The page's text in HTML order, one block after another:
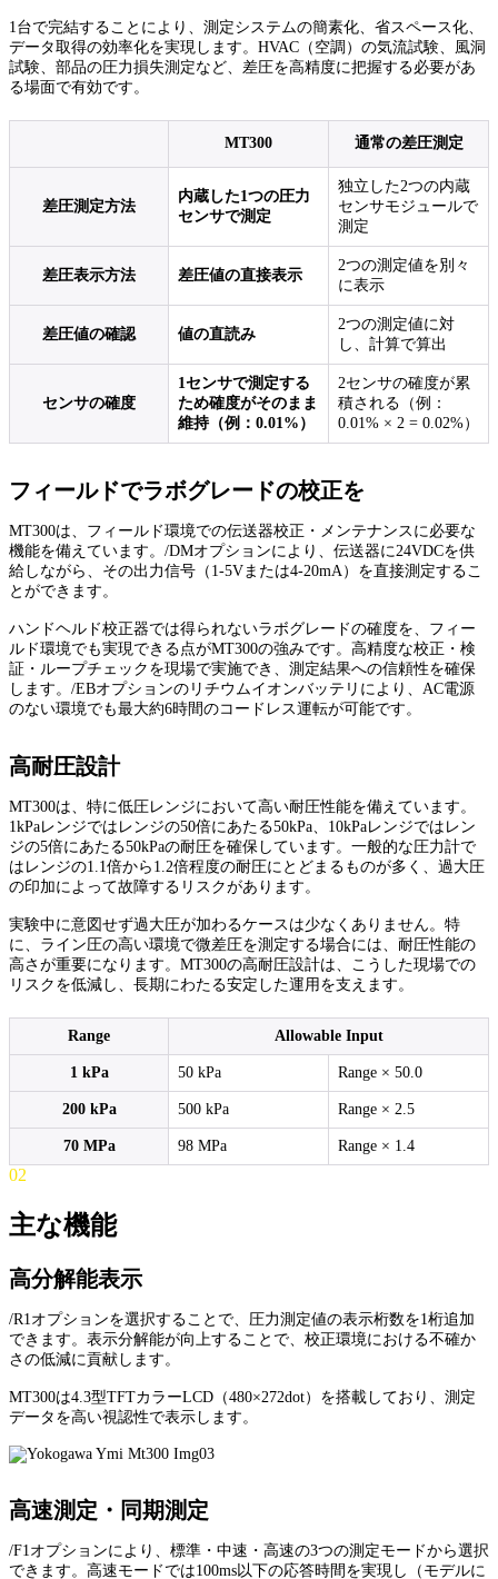
1台で完結することにより、測定システムの簡素化、省スペース化、
データ取得の効率化を実現します。HVAC（空調）の気流試験、風洞
試験、部品の圧力損失測定など、差圧を高精度に把握する必要があ
る場面で有効です。
MT300 通常の差圧測定
差圧測定方法
内蔵した1つの圧力
センサで測定
独立した2つの内蔵
センサモジュールで
測定
差圧表示方法 差圧値の直接表示
2つの測定値を別々
に表示
差圧値の確認 値の直読み
2つの測定値に対
し、計算で算出
センサの確度
1センサで測定する
ため確度がそのまま
維持（例：0.01%）
2センサの確度が累
積される（例：
0.01% × 2 = 0.02%）
フィールドでラボグレードの校正を
MT300は、フィールド環境での伝送器校正・メンテナンスに必要な
機能を備えています。/DMオプションにより、伝送器に24VDCを供
給しながら、その出力信号（1-5Vまたは4-20mA）を直接測定するこ
とができます。
ハンドヘルド校正器では得られないラボグレードの確度を、フィー
ルド環境でも実現できる点がMT300の強みです。高精度な校正・検
証・ループチェックを現場で実施でき、測定結果への信頼性を確保
します。/EBオプションのリチウムイオンバッテリにより、AC電源
のない環境でも最大約6時間のコードレス運転が可能です。
高耐圧設計
MT300は、特に低圧レンジにおいて高い耐圧性能を備えています。
1kPaレンジではレンジの50倍にあたる50kPa、10kPaレンジではレン
ジの5倍にあたる50kPaの耐圧を確保しています。一般的な圧力計で
はレンジの1.1倍から1.2倍程度の耐圧にとどまるものが多く、過大圧
の印加によって故障するリスクがあります。
実験中に意図せず過大圧が加わるケースは少なくありません。特
に、ライン圧の高い環境で微差圧を測定する場合には、耐圧性能の
高さが重要になります。MT300の高耐圧設計は、こうした現場での
リスクを低減し、長期にわたる安定した運用を支えます。
Range Allowable Input
1 kPa 50 kPa Range × 50.0
200 kPa 500 kPa Range × 2.5
70 MPa 98 MPa Range × 1.4
02
主な機能
高分解能表示
/R1オプションを選択することで、圧力測定値の表示桁数を1桁追加
できます。表示分解能が向上することで、校正環境における不確か
さの低減に貢献します。
MT300は4.3型TFTカラーLCD（480×272dot）を搭載しており、測定
データを高い視認性で表示します。
高速測定・同期測定
/F1オプションにより、標準・中速・高速の3つの測定モードから選択
できます。高速モードでは100ms以下の応答時間を実現し（モデルに